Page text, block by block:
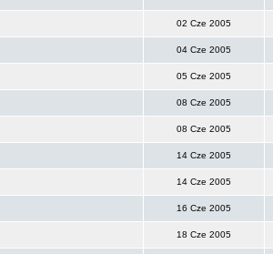
02 Cze 2005
04 Cze 2005
05 Cze 2005
08 Cze 2005
08 Cze 2005
14 Cze 2005
14 Cze 2005
16 Cze 2005
18 Cze 2005